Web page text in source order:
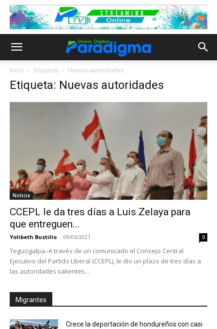
Inicio Etiquetas Nuevas autoridades
Etiqueta: Nuevas autoridades
Noticia
CCEPL le da tres días a Luis Zelaya para
que entreguen...
Yolibeth Bustillo - 09/06/2021 0
Tegucigalpa.-A través de un comunicado el Consejo Central
Ejecutivo del Partido Liberal (CCEPL), le dio un plazo de tres días a
las autoridades salientes...
Migrantes
Crece la deportación de hondureños con casi